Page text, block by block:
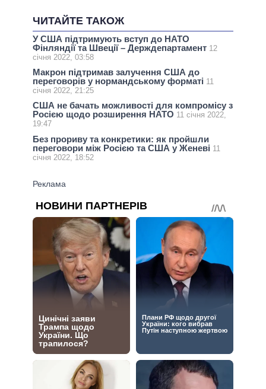
ЧИТАЙТЕ ТАКОЖ
У США підтримують вступ до НАТО
Фінляндії та Швеції – Держдепартамент 12
січня 2022, 03:58
Макрон підтримав залучення США до
переговорів у нормандському форматі 11
січня 2022, 21:25
США не бачать можливості для компромісу з
Росією щодо розширення НАТО 11 січня 2022,
19:47
Без прориву та конкретики: як пройшли
переговори між Росією та США у Женеві 11
січня 2022, 18:52